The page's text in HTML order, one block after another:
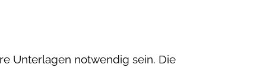
Unterlagen notwendig sein. Die